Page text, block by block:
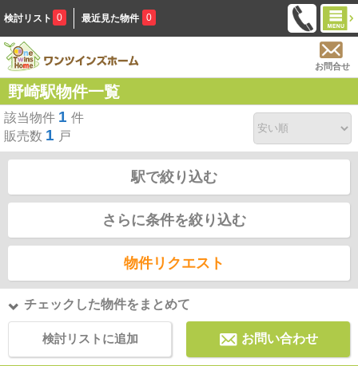
検討リスト 0 最近見た物件 0
お問合せ
野崎駅物件一覧
該当物件 1 件
販売数 1 戸
駅で絞り込む
さらに条件を絞り込む
物件リクエスト
チェックした物件をまとめて
検討リストに追加 お問い合わせ